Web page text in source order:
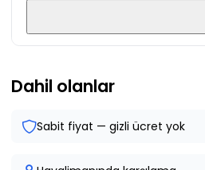
Dahil olanlar
Sabit fiyat — gizli ücret yok